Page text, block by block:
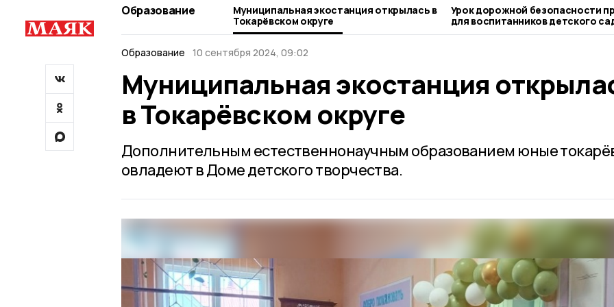
Образование
Муниципальная экостанция открылась в
Токарёвском округе
Урок дорожной безопасности
для воспитанников детского
«Родничок»
Образование
10 сентября 2024, 09:02
Муниципальная экостанция
в Токарёвском округе
Дополнительным естественнонаучным образованием юные
овладеют в Доме детского творчества.